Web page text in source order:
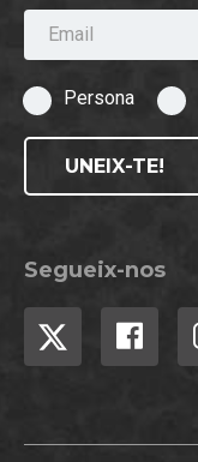
Email
Persona
UNEIX-TE!
Segueix-nos